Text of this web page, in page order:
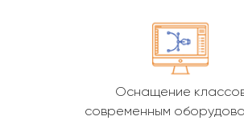
Оснащение
современным